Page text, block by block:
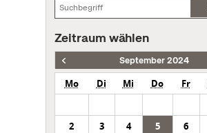
Zeitraum wählen
September 2024
Mo Di Mi Do Fr
2
3 4 5 6